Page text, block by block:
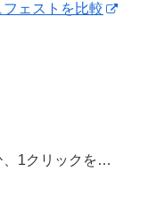
フェストを比較
、1クリックを…